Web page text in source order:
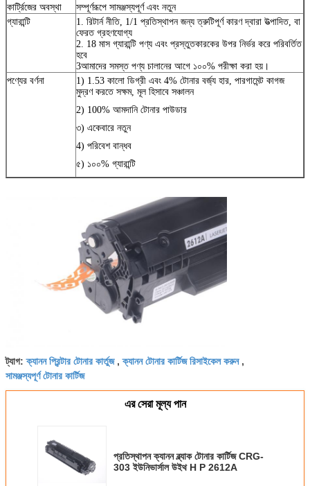
কার্ট্রিজের অবস্থা
সম্পূর্ণরূপে সামঞ্জস্যপূর্ণ এবং নতুন
গ্যারান্টি
1. রিটার্ন নীতি, 1/1 প্রতিস্থাপন জন্য ত্রুটিপূর্ণ কারণ দ্বারা উত্পাদিত, বা
ফেরত গ্রহণযোগ্য
2. 18 মাস গ্যারান্টি পণ্য এবং প্রস্তুতকারকের উপর নির্ভর করে পরিবর্তিত
হবে
3আমাদের সমস্ত পণ্য চালানের আগে ১০০% পরীক্ষা করা হয়।
পণ্যের বর্ণনা
1) 1.53 কালো ডিগ্রী এবং 4% টোনার বর্জ্য হার, পারগামেন্ট কাগজ
মুদ্রণ করতে সক্ষম, মূল হিসাবে সঞ্চালন
2) 100% আমদানি টোনার পাউডার
৩) একেবারে নতুন
4) পরিবেশ বান্ধব
৫) ১০০% গ্যারান্টি
ট্যাগ:ক্যানন প্রিন্টার টোনার কার্তুজ,ক্যানন টোনার কার্টিজ রিসাইকেল করুন,
সামঞ্জস্যপূর্ণ টোনার কার্টিজ
এর সেরা মূল্য পান
প্রতিস্থাপন ক্যানন ব্ল্যাক টোনার কার্টিজ CRG-
303 ইউনিভার্সাল উইথ H P 2612A